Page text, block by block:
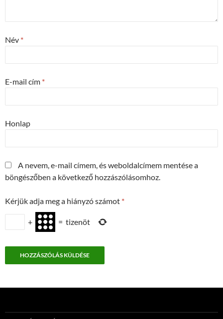
Név *
E-mail cím *
Honlap
A nevem, e-mail címem, és weboldalcímem mentése a
böngészőben a következő hozzászólásomhoz.
Kérjük adja meg a hiányzó számot *
+ = tizenöt